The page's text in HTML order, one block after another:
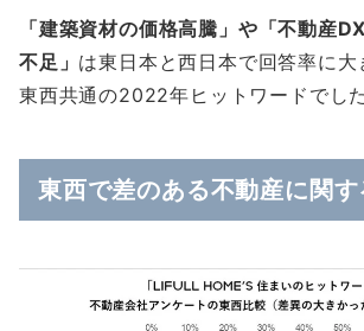
「建築資材の価格高騰」や「不動産
不足」 は東日本と西日本で回答率に大
東西共通の2022年ヒットワードでした
東西で差のある不動産に関